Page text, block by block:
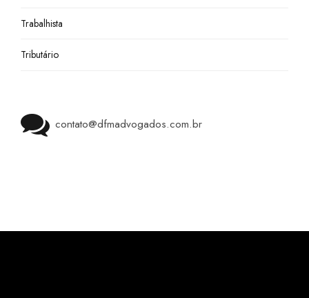
Trabalhista
Tributário
contato@dfmadvogados.com.br